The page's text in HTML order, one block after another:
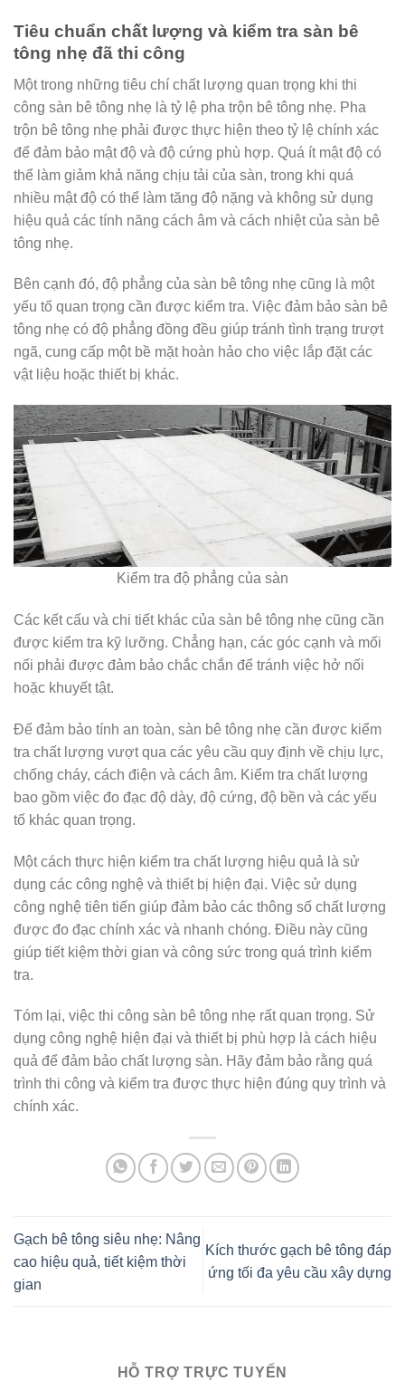
Tiêu chuẩn chất lượng và kiểm tra sàn bê
tông nhẹ đã thi công
Một trong những tiêu chí chất lượng quan trọng khi thi
công sàn bê tông nhẹ là tỷ lệ pha trộn bê tông nhẹ. Pha
trộn bê tông nhẹ phải được thực hiện theo tỷ lệ chính xác
để đảm bảo mật độ và độ cứng phù hợp. Quá ít mật độ có
thể làm giảm khả năng chịu tải của sàn, trong khi quá
nhiều mật độ có thể làm tăng độ nặng và không sử dụng
hiệu quả các tính năng cách âm và cách nhiệt của sàn bê
tông nhẹ.
Bên cạnh đó, độ phẳng của sàn bê tông nhẹ cũng là một
yếu tố quan trọng cần được kiểm tra. Việc đảm bảo sàn bê
tông nhẹ có độ phẳng đồng đều giúp tránh tình trạng trượt
ngã, cung cấp một bề mặt hoàn hảo cho việc lắp đặt các
vật liệu hoặc thiết bị khác.
Kiểm tra độ phẳng của sàn
Các kết cấu và chi tiết khác của sàn bê tông nhẹ cũng cần
được kiểm tra kỹ lưỡng. Chẳng hạn, các góc cạnh và mối
nối phải được đảm bảo chắc chắn để tránh việc hở nối
hoặc khuyết tật.
Để đảm bảo tính an toàn, sàn bê tông nhẹ cần được kiểm
tra chất lượng vượt qua các yêu cầu quy định về chịu lực,
chống cháy, cách điện và cách âm. Kiểm tra chất lượng
bao gồm việc đo đạc độ dày, độ cứng, độ bền và các yếu
tố khác quan trọng.
Một cách thực hiện kiểm tra chất lượng hiệu quả là sử
dụng các công nghệ và thiết bị hiện đại. Việc sử dụng
công nghệ tiên tiến giúp đảm bảo các thông số chất lượng
được đo đạc chính xác và nhanh chóng. Điều này cũng
giúp tiết kiệm thời gian và công sức trong quá trình kiểm
tra.
Tóm lại, việc thi công sàn bê tông nhẹ rất quan trọng. Sử
dụng công nghệ hiện đại và thiết bị phù hợp là cách hiệu
quả để đảm bảo chất lượng sàn. Hãy đảm bảo rằng quá
trình thi công và kiểm tra được thực hiện đúng quy trình và
chính xác.
Gạch bê tông siêu nhẹ: Nâng
cao hiệu quả, tiết kiệm thời
gian
Kích thước gạch bê tông đáp
ứng tối đa yêu cầu xây dựng
HỖ TRỢ TRỰC TUYẾN